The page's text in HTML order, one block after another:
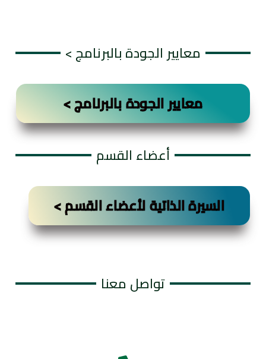
معايير الجودة بالبرنامج >
معايير الجودة بالبرنامج >
أعضاء القسم
السيرة الذاتية لأعضاء القسم >
تواصل معنا